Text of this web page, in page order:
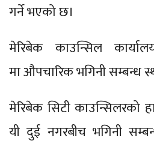
गर्ने भएको छ।
मेरिबेक काउन्सिल
मा औपचारिक भगिनी सम्बन्ध
मेरिबेक सिटी काउन्सिलरको
यी दुई नगरबीच भगिनी